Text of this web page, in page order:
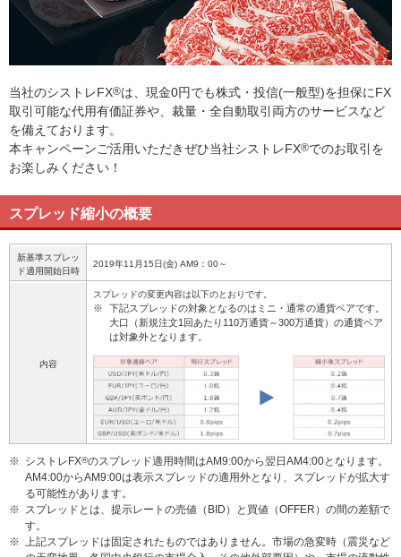
当社のシストレFX®は、現金0円でも株式・投信(一般型)を担保にFX
取引可能な代用有価証券や、裁量・全自動取引両方のサービスなど
を備えております。
本キャンペーンご活用いただきぜひ当社シストレFX®でのお取引を
お楽しみください！
スプレッド縮小の概要
新基準スプレッ
ド適用開始日時
2019年11月15日(金) AM9：00～
内容
スプレッドの変更内容は以下のとおりです。
※
下記スプレッドの対象となるのはミニ・通常の通貨ペアです。
大口（新規注文1回あたり110万通貨～300万通貨）の通貨ペア
は対象外となります。
※ シストレFX®のスプレッド適用時間はAM9:00から翌日AM4:00となります。
AM4:00からAM9:00は表示スプレッドの適用外となり、スプレッドが拡大す
る可能性があります。
※ スプレッドとは、提示レートの売値（BID）と買値（OFFER）の間の差額で
す。
※ 上記スプレッドは固定されたものではありません。市場の急変時（震災など